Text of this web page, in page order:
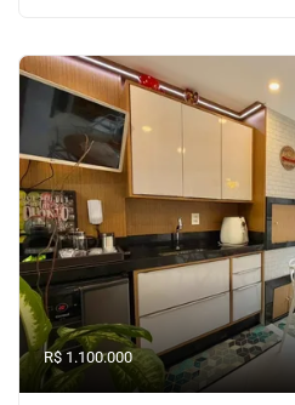
R$ 1.100.000